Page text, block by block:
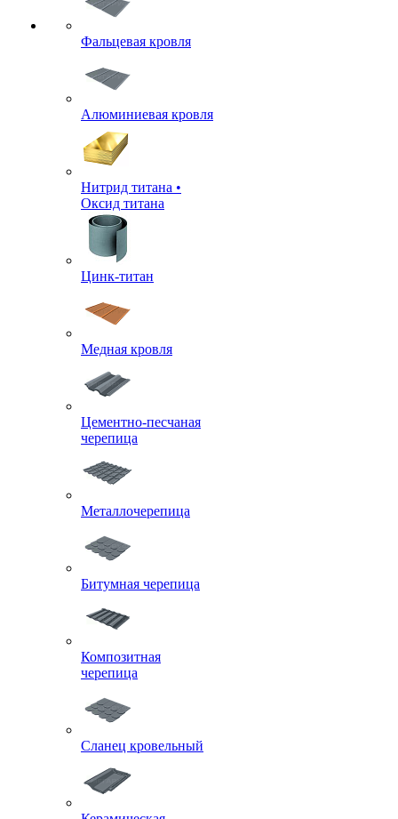
Фальцевая кровля
Алюминиевая кровля
Нитрид титана •
Оксид титана
Цинк-титан
Медная кровля
Цементно-песчаная
черепица
Металлочерепица
Битумная черепица
Композитная
черепица
Сланец кровельный